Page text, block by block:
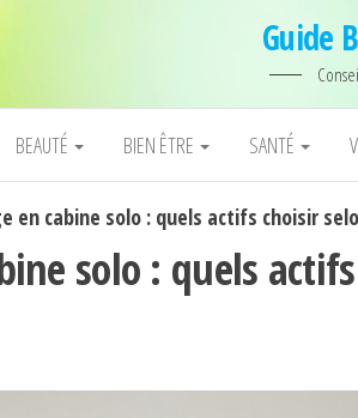
Guide
BEAUTÉ BIEN ÊTRE SANTÉ
en cabine solo : quels actifs choisir
solo : quels